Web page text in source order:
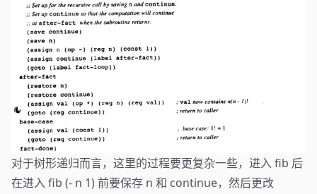
对于树形递归而言，这里的过程要更复杂一些，进入 fib 后
在进入 fib (- n 1) 前要保存 n 和 continue，然后更改